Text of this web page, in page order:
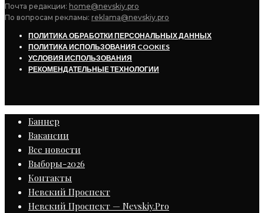
Почта редакции: home@nevskiy.pro
По вопросам рекламы: reklama@nevskiy.pro
ПОЛИТИКА ОБРАБОТКИ ПЕРСОНАЛЬНЫХ ДАННЫХ
ПОЛИТИКА ИСПОЛЬЗОВАНИЯ COOKIES
УСЛОВИЯ ИСПОЛЬЗОВАНИЯ
РЕКОМЕНДАТЕЛЬНЫЕ ТЕХНОЛОГИИ
Баннер
Вакансии
Все новости
Выборы-2026
Контакты
Невский Проспект
Невский Проспект — Nevskiy.Pro